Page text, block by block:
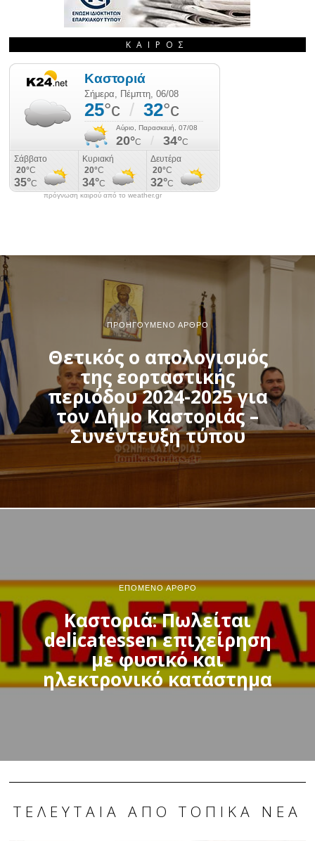
ΚΑΙΡΌΣ
πρόγνωση καιρού από το weather.gr
ΠΡΟΗΓΟΎΜΕΝΟ ΆΡΘΡΟ
Θετικός ο απολογισμός
της εορταστικής
περιόδου 2024-2025 για
τον Δήμο Καστοριάς –
Συνέντευξη τύπου
ΕΠΌΜΕΝΟ ΆΡΘΡΟ
Καστοριά: Πωλείται
delicatessen επιχείρηση
με φυσικό και
ηλεκτρονικό κατάστημα
ΤΕΛΕΥΤΑΊΑ ΑΠΌ ΤΟΠΙΚΆ ΝΈΑ